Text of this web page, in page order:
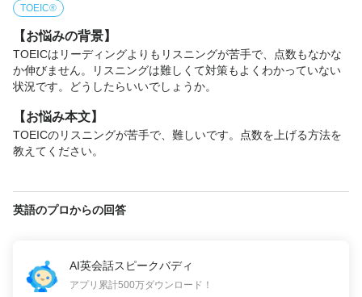
TOEIC®
【お悩みの背景】
TOEICはリーディングよりもリスニングが苦手で、点数もなかな
か伸びません。リスニングは難しくて対策もよくわかっていない
状況です。どうしたらいいでしょうか。
【お悩み本文】
TOEICのリスニングが苦手で、難しいです。点数を上げる方法を
教えてください。
英語のプロからの回答
AI英会話スピークバディ
アプリ累計500万ダウンロード！